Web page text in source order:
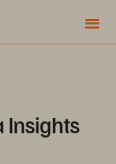
Insights